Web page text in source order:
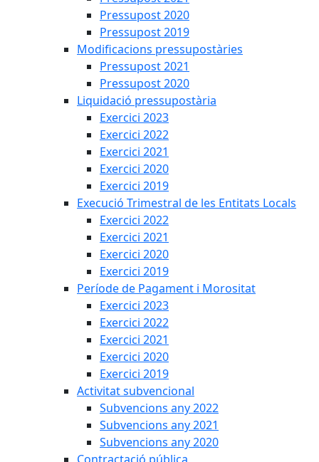
Pressupost 2020
Pressupost 2019
Modificacions pressupostàries
Pressupost 2021
Pressupost 2020
Liquidació pressupostària
Exercici 2023
Exercici 2022
Exercici 2021
Exercici 2020
Exercici 2019
Execució Trimestral de les Entitats Locals
Exercici 2022
Exercici 2021
Exercici 2020
Exercici 2019
Període de Pagament i Morositat
Exercici 2023
Exercici 2022
Exercici 2021
Exercici 2020
Exercici 2019
Activitat subvencional
Subvencions any 2022
Subvencions any 2021
Subvencions any 2020